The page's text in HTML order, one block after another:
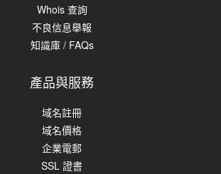
Whois 查詢
不良信息舉報
知識庫 / FAQs
產品與服務
域名註冊
域名價格
企業電郵
SSL 證書